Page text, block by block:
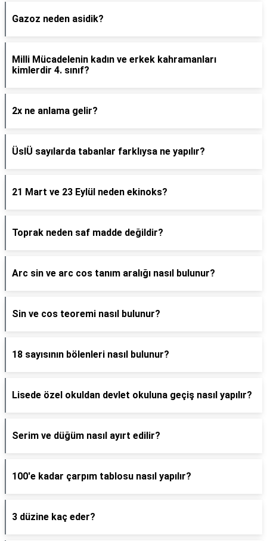
Gazoz neden asidik?
Milli Mücadelenin kadın ve erkek kahramanları
kimlerdir 4. sınıf?
2x ne anlama gelir?
ÜslÜ sayılarda tabanlar farklıysa ne yapılır?
21 Mart ve 23 Eylül neden ekinoks?
Toprak neden saf madde değildir?
Arc sin ve arc cos tanım aralığı nasıl bulunur?
Sin ve cos teoremi nasıl bulunur?
18 sayısının bölenleri nasıl bulunur?
Lisede özel okuldan devlet okuluna geçiş nasıl yapılır?
Serim ve düğüm nasıl ayırt edilir?
100'e kadar çarpım tablosu nasıl yapılır?
3 düzine kaç eder?